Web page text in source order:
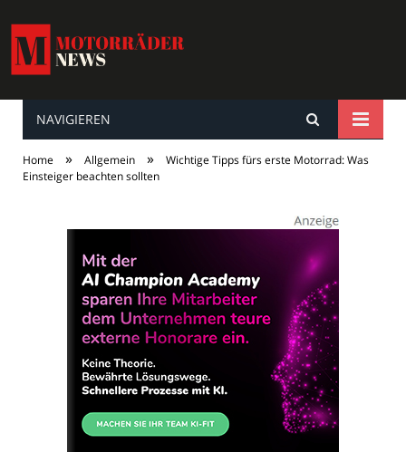
MotorräderNews
NAVIGIEREN
Home » Allgemein »
Wichtige Tipps fürs erste Motorrad: Was
Einsteiger beachten sollten